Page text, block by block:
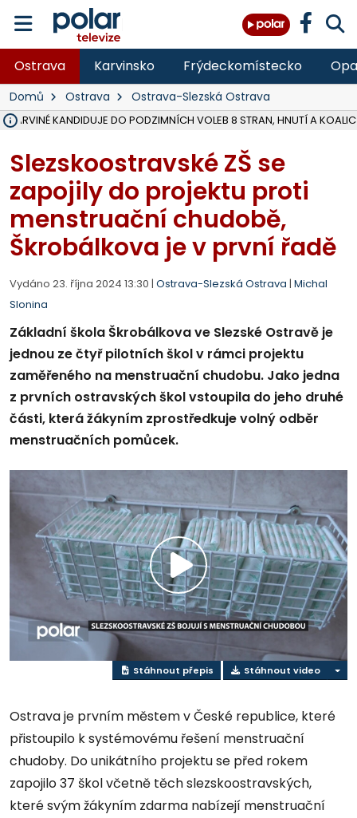
Ostrava Karvinsko Frýdeckomístecko
Domů Ostrava Ostrava-Slezská Ostrava
V KARVINÉ KANDIDUJE DO PODZIMNÍCH VOLEB 8 STRAN, HNUTÍ A KOALIC
Slezskoostravské ZŠ se
zapojily do projektu proti
menstruační chudobě,
Škrobálkova je v první řadě
Vydáno 23. října 2024 13:30 | Ostrava-Slezská Ostrava | Michal
Slonina
Základní škola Škrobálkova ve Slezské Ostravě je
jednou ze čtyř pilotních škol v rámci projektu
zaměřeného na menstruační chudobu. Jako jedna
z prvních ostravských škol vstoupila do jeho druhé
části, která žákyním zprostředkuje volný odběr
menstruačních pomůcek.
Přehrát
video
Stáhnout přepis Stáhnout video
Ostrava je prvním městem v České republice, které
přistoupilo k systémovému řešení menstruační
chudoby. Do unikátního projektu se před rokem
zapojilo 37 škol včetně těch slezskoostravských,
které svým žákyním zdarma nabízejí menstruační